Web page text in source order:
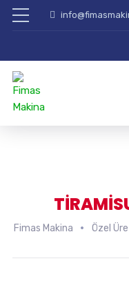
Fimas Makina Özel